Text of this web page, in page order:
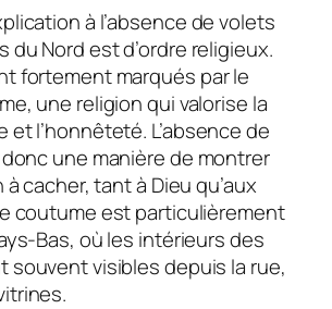
à l’absence de volets
du Nord est d’ordre religieux.
fortement marqués par le
une religion qui valorise la
l’honnêteté. L’absence de
une manière de montrer
à cacher, tant à Dieu qu’aux
coutume est particulièrement
Bas, où les intérieurs des
souvent visibles depuis la rue,